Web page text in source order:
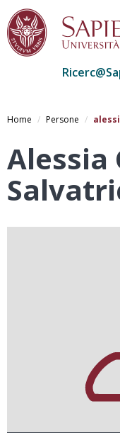
al
principale
Home Persone
Alessia